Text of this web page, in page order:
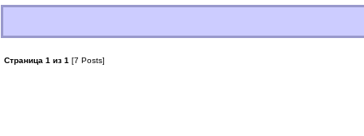
Страница 1 из 1 [7 Posts]